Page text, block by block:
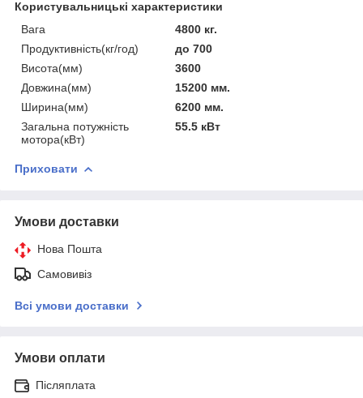
Користувальницькі характеристики
Вага
4800 кг.
Продуктивність(кг/год)
до 700
Висота(мм)
3600
Довжина(мм)
15200 мм.
Ширина(мм)
6200 мм.
Загальна потужність
мотора(кВт)
55.5 кВт
Приховати
Умови доставки
Нова Пошта
Самовивіз
Всі умови доставки
Умови оплати
Післяплата